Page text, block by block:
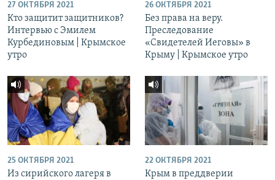
27 ОКТЯБРЯ 2021
Кто защитит защитников?
Интервью с Эмилем
Курбединовым | Крымское
утро
26 ОКТЯБРЯ 2021
Без права на веру.
Преследование
«Свидетелей Иеговы» в
Крыму | Крымское утро
25 ОКТЯБРЯ 2021
Из сирийского лагеря в
22 ОКТЯБРЯ 2021
Крым в преддверии